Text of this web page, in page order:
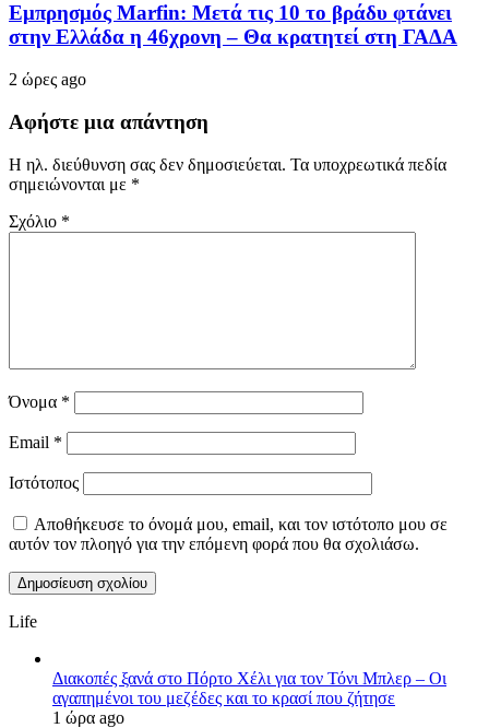
Εμπρησμός Marfin: Μετά τις 10 το βράδυ φτάνει
στην Ελλάδα η 46χρονη – Θα κρατητεί στη ΓΑΔΑ
2 ώρες ago
Αφήστε μια απάντηση
Η ηλ. διεύθυνση σας δεν δημοσιεύεται. Τα υποχρεωτικά πεδία
σημειώνονται με *
Σχόλιο *
Όνομα *
Email *
Ιστότοπος
Αποθήκευσε το όνομά μου, email, και τον ιστότοπο μου σε
αυτόν τον πλοηγό για την επόμενη φορά που θα σχολιάσω.
Life
Διακοπές ξανά στο Πόρτο Χέλι για τον Τόνι Μπλερ – Οι
αγαπημένοι του μεζέδες και το κρασί που ζήτησε
1 ώρα ago